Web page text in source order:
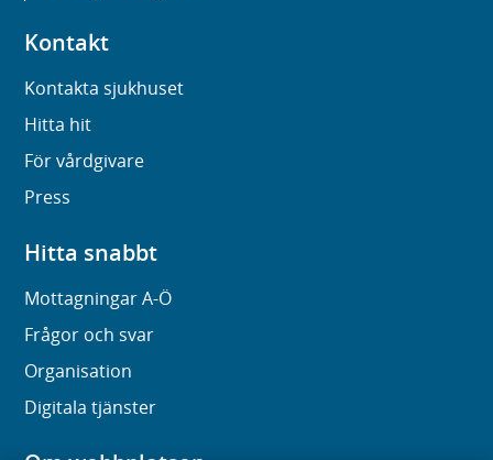
Kontakt
Kontakta sjukhuset
Hitta hit
För vårdgivare
Press
Hitta snabbt
Mottagningar A-Ö
Frågor och svar
Organisation
Digitala tjänster